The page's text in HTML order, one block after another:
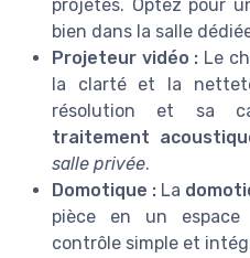
projetés. Optez pour
bien dans la salle
Projeteur vidéo : Le
la clarté et la
résolution et sa
traitement
salle privée.
Domotique : La
pièce en un
contrôle simple et